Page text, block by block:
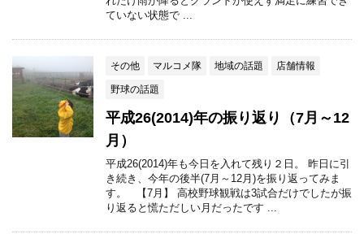
ていない状態で ...
その他 マルコメ隊 地域の話題
店舗情報
野球の話題
平成26(2014)年の振り返り（7月～12
月）
平成26(2014)年も今日を入れて残り２日。 昨日に引
き続き、今年の後半(7月～12月)を振り返ってみま
す。 【7月】 高校野球観戦は3試合だけでしたが振
り返ると慌ただしい月だったです ...